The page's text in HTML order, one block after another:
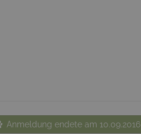
Anmeldung endete am 10.09.2016